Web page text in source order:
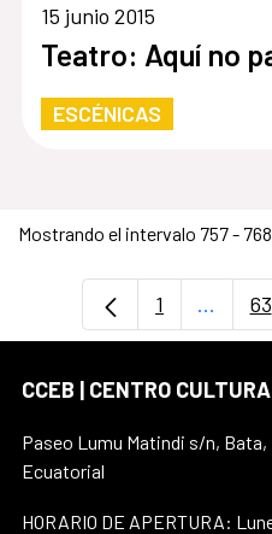
15 junio 2015
Teatro: Aquí no
ESCÉNICAS
Mostrando el intervalo 757 -
Página
1 ... 63
CCEB | CENTRO
Paseo Lumu Matindi s/n,
Ecuatorial
HORARIO DE APERTURA: